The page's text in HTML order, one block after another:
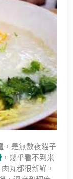
，是無數夜貓子
，幾乎看不到米
丸都很新鮮，